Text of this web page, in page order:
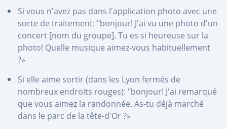
Si vous n'avez pas dans l'application photo avec une
sorte de traitement: "bonjour! J'ai vu une photo d'un
concert [nom du groupe]. Tu es si heureuse sur la
photo! Quelle musique aimez-vous habituellement
?»
Si elle aime sortir (dans les Lyon fermés de
nombreux endroits rouges): "bonjour! J'ai remarqué
que vous aimez la randonnée. As-tu déjà marché
dans le parc de la tête-d'Or ?»